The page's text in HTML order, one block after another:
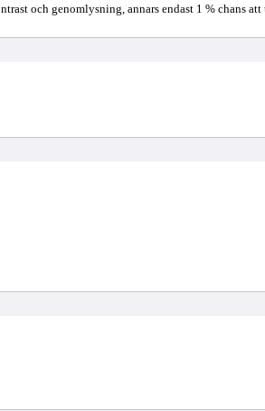
och genomlysning, annars endast 1 % chans